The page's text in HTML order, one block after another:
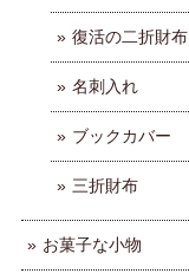
復活の二折財布
名刺入れ
ブックカバー
三折財布
お菓子な小物